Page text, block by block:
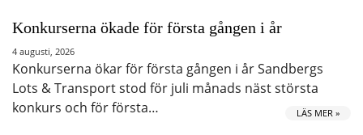
Konkurserna ökade för första gången i år
4 augusti, 2026
Konkurserna ökar för första gången i år Sandbergs
Lots & Transport stod för juli månads näst största
konkurs och för första…
LÄS MER »